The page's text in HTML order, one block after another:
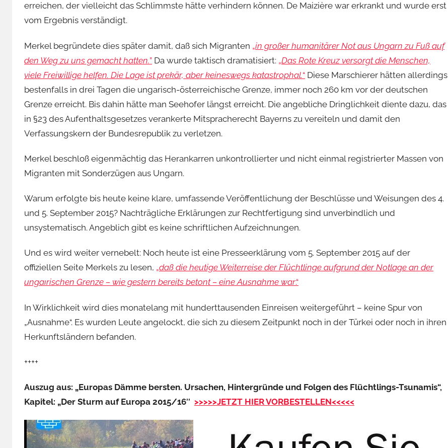
erreichen, der vielleicht das Schlimmste hätte verhindern können. De Maizière war erkrankt und wurde erst
vom Ergebnis verständigt.
Merkel begründete dies später damit, daß sich Migranten „in großer humanitärer Not aus Ungarn zu Fuß auf
den Weg zu uns gemacht hatten.” Da wurde taktisch dramatisiert: „Das Rote Kreuz versorgt die Menschen,
viele Freiwillige helfen. Die Lage ist prekär, aber keineswegs katastrophal.“ Diese Marschierer hätten allerdings
bestenfalls in drei Tagen die ungarisch-österreichische Grenze, immer noch 260 km vor der deutschen
Grenze erreicht. Bis dahin hätte man Seehofer längst erreicht. Die angebliche Dringlichkeit diente dazu, das
in §23 des Aufenthaltsgesetzes verankerte Mitspracherecht Bayerns zu vereiteln und damit den
Verfassungskern der Bundesrepublik zu verletzen.
Merkel beschloß eigenmächtig das Herankarren unkontrollierter und nicht einmal registrierter Massen von
Migranten mit Sonderzügen aus Ungarn.
Warum erfolgte bis heute keine klare, umfassende Veröffentlichung der Beschlüsse und Weisungen des 4.
und 5. September 2015? Nachträgliche Erklärungen zur Rechtfertigung sind unverbindlich und
unsystematisch. Angeblich gibt es keine schriftlichen Aufzeichnungen.
Und es wird weiter vernebelt: Noch heute ist eine Presseerklärung vom 5. September 2015 auf der
offiziellen Seite Merkels zu lesen, „daß die heutige Weiterreise der Flüchtlinge aufgrund der Notlage an der
ungaırischen Grenze – wie gestern bereits betont – eine Ausnahme war.“
In Wirklichkeit wird dies monatelang mit hunderttausenden Einreisen weitergeführt – keine Spur von
„Ausnahme“. Es wurden Leute angelockt, die sich zu diesem Zeitpunkt noch in der Türkei oder noch in ihren
Herkunftsländern befanden.
++++
Auszug aus: „Europas Dämme bersten. Ursachen, Hintergründe und Folgen des Flüchtlings-Tsunamis“,
Kapitel: „Der Sturm auf Europa 2015/16″ >>>>>JETZT HIER VORBESTELLEN<<<<<